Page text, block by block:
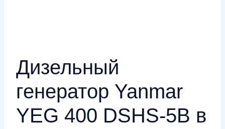
Дизельный
генератор Yanmar
YEG 400 DSHS-5B в